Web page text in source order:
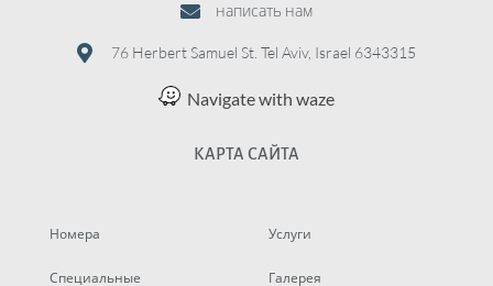
написать нам
76 Herbert Samuel St. Tel Aviv, Israel 6343315
Navigate with waze
КАРТА САЙТА
Номера
Специальные
Услуги
Галерея